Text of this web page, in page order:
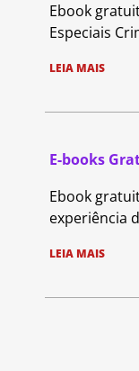
Ebook
Especiais
LEIA MAIS
E-books
Ebook
experiência
LEIA MAIS